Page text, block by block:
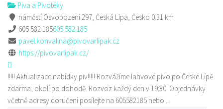
Piva a Pivotéky
náměstí Osvobození 297, Česká Lípa, Česko 0.31 km
605 582 185605 582 185
pavel.konvalina@pivovarlipak.cz
https://pivovarlipak.cz/
!!!!! Aktualizace nabídky piv!!!!! Rozvážíme lahvové pivo po České Lípě
zdarma, okolí po dohodě. Rozvoz každý den v 19:30. Objednávky
včetně adresy doručení posílejte na 605582185 nebo ...